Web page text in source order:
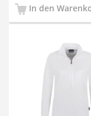
In den